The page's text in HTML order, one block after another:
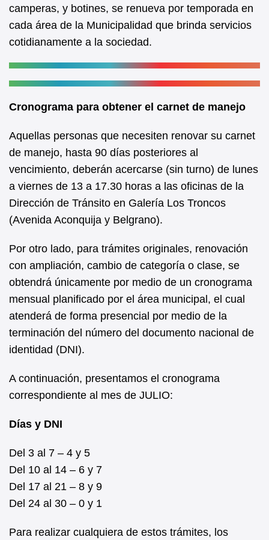
camperas, y botines, se renueva por temporada en
cada área de la Municipalidad que brinda servicios
cotidianamente a la sociedad.
Cronograma para obtener el carnet de manejo
Aquellas personas que necesiten renovar su carnet
de manejo, hasta 90 días posteriores al
vencimiento, deberán acercarse (sin turno) de lunes
a viernes de 13 a 17.30 horas a las oficinas de la
Dirección de Tránsito en Galería Los Troncos
(Avenida Aconquija y Belgrano).
Por otro lado, para trámites originales, renovación
con ampliación, cambio de categoría o clase, se
obtendrá únicamente por medio de un cronograma
mensual planificado por el área municipal, el cual
atenderá de forma presencial por medio de la
terminación del número del documento nacional de
identidad (DNI).
A continuación, presentamos el cronograma
correspondiente al mes de JULIO:
Días y DNI
Del 3 al 7 – 4 y 5
Del 10 al 14 – 6 y 7
Del 17 al 21 – 8 y 9
Del 24 al 30 – 0 y 1
Para realizar cualquiera de estos trámites, los